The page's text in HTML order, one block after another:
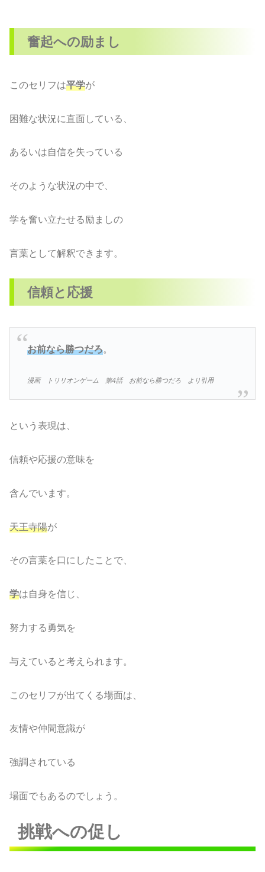
奮起への励まし
このセリフは平学が
困難な状況に直面している、
あるいは自信を失っている
そのような状況の中で、
学を奮い立たせる励ましの
言葉として解釈できます。
信頼と応援
お前なら勝つだろ。
漫画 トリリオンゲーム 第4話 お前なら勝つだろ より引用
という表現は、
信頼や応援の意味を
含んでいます。
天王寺陽が
その言葉を口にしたことで、
学は自身を信じ、
努力する勇気を
与えていると考えられます。
このセリフが出てくる場面は、
友情や仲間意識が
強調されている
場面でもあるのでしょう。
挑戦への促し